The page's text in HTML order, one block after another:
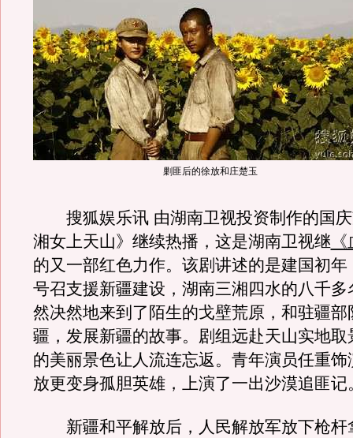
剿匪后的徐放和庄楚玉
搜狐娱乐讯 由湖南卫视投资制作的国庆
湘女上天山》继续热播，这是湖南卫视继
的又一部红色力作。该剧讲述的是建国初年
号召支援新疆建设，湖南三湘四水的八千多
然决然地来到了陌生的戈壁荒原，和驻疆部
疆，发展新疆的故事。剧组远赴天山实地取
的美丽景色让人流连忘返。青年演员任重饰
放更变身孤胆英雄，上演了一出沙漠追匪记
新疆和平解放后，人民解放军放下枪杆